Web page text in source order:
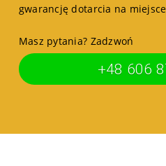
gwarancję dotarcia na
Masz pytania? Zadzwoń
+48 606